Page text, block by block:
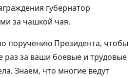
губернатор
за чашкой чая.
поручению Президента, чтобы
раз за ваши боевые и трудовые
Знаем, что многие ведут